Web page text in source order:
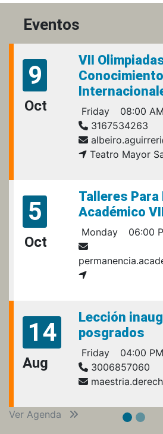
Eventos
9
Oct
VII
Friday
08:00
3167534263
Teatro Mayor
5
Oct
Talleres Para
Académico
Monday 06:00
14
Aug
Lección
posgrados
Friday
04:00
3006857060
Ver Agenda